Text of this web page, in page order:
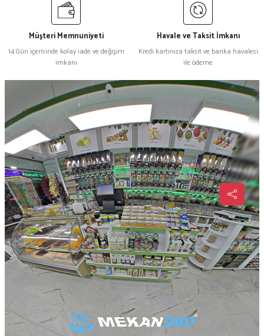
Müşteri Memnuniyeti
14 Gün içerisinde kolay iade ve değişim
imkanı
Havale ve Taksit İmkanı
Kredi kartınıza taksit ve banka havalesi
ile ödeme